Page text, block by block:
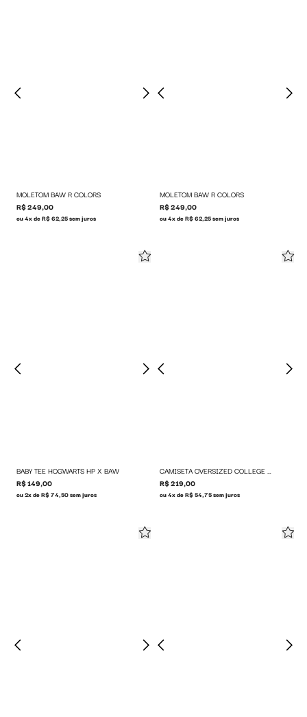
MOLETOM BAW R COLORS
R$ 249,00
ou 4x de R$ 62,25 sem juros
MOLETOM BAW R COLORS
R$ 249,00
ou 4x de R$ 62,25 sem juros
BABY TEE HOGWARTS HP X BAW
R$ 149,00
ou 2x de R$ 74,50 sem juros
CAMISETA OVERSIZED COLLEGE HP X BAW
R$ 219,00
ou 4x de R$ 54,75 sem juros